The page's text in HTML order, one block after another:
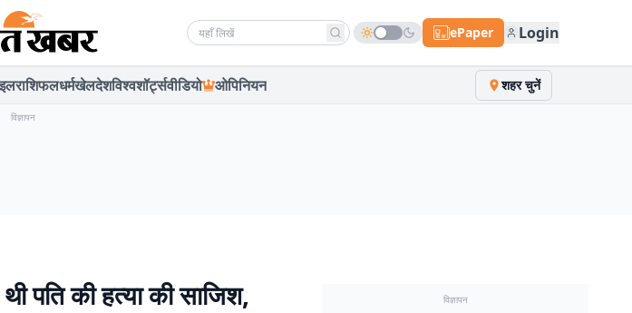
Search news ePaper Login
राशिफलधर्मखेलदेशविश्वशॉर्ट्सवीडियो ओपिनियन शहर चुनें
विज्ञापन
थी पति की हत्या की साजिश,
विज्ञापन